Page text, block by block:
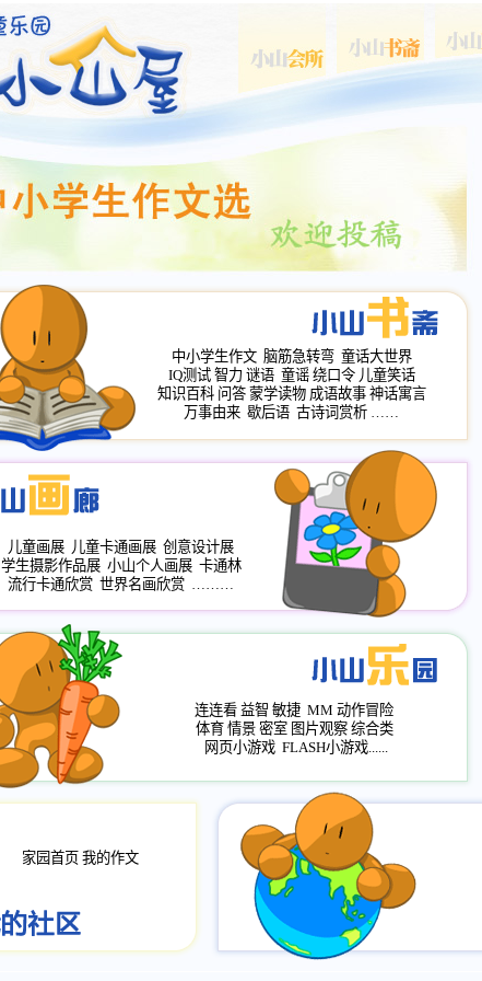
中小学生作文 脑筋急转弯 童话大世界
IQ测试 智力 谜语 童谣 绕口令 儿童笑话
知识百科 问答 蒙学读物 成语故事 神话寓言
万事由来 歇后语 古诗词赏析 ……
儿童画展 儿童卡通画展 创意设计展
学生摄影作品展 小山个人画展 卡通林
流行卡通欣赏 世界名画欣赏 ………
连连看 益智 敏捷 MM 动作冒险
体育 情景 密室 图片观察 综合类
网页小游戏 FLASH小游戏......
家园首页 我的作文